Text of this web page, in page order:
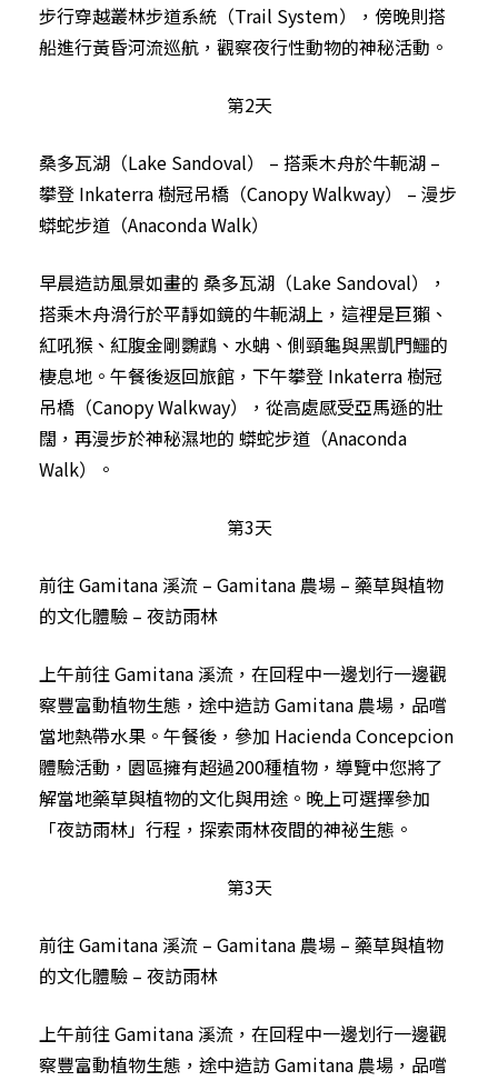
步行穿越叢林步道系統（Trail System），傍晚則搭
船進行黃昏河流巡航，觀察夜行性動物的神秘活動。
第2天
桑多瓦湖（Lake Sandoval） – 搭乘木舟於牛軛湖 –
攀登 Inkaterra 樹冠吊橋（Canopy Walkway） – 漫步
蟒蛇步道（Anaconda Walk）
早晨造訪風景如畫的 桑多瓦湖（Lake Sandoval），
搭乘木舟滑行於平靜如鏡的牛軛湖上，這裡是巨獺、
紅吼猴、紅腹金剛鸚鵡、水蚺、側頸龜與黑凱門鱷的
棲息地。午餐後返回旅館，下午攀登 Inkaterra 樹冠
吊橋（Canopy Walkway），從高處感受亞馬遜的壯
闊，再漫步於神秘濕地的 蟒蛇步道（Anaconda
Walk）。
第3天
前往 Gamitana 溪流 – Gamitana 農場 – 藥草與植物
的文化體驗 – 夜訪雨林
上午前往 Gamitana 溪流，在回程中一邊划行一邊觀
察豐富動植物生態，途中造訪 Gamitana 農場，品嚐
當地熱帶水果。午餐後，參加 Hacienda Concepcion
體驗活動，園區擁有超過200種植物，導覽中您將了
解當地藥草與植物的文化與用途。晚上可選擇參加
「夜訪雨林」行程，探索雨林夜間的神祕生態。
第3天
前往 Gamitana 溪流 – Gamitana 農場 – 藥草與植物
的文化體驗 – 夜訪雨林
上午前往 Gamitana 溪流，在回程中一邊划行一邊觀
察豐富動植物生態，途中造訪 Gamitana 農場，品嚐